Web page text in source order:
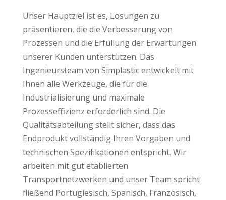
Unser Hauptziel ist es, Lösungen zu
präsentieren, die die Verbesserung von
Prozessen und die Erfüllung der Erwartungen
unserer Kunden unterstützen. Das
Ingenieursteam von Simplastic entwickelt mit
Ihnen alle Werkzeuge, die für die
Industrialisierung und maximale
Prozesseffizienz erforderlich sind. Die
Qualitätsabteilung stellt sicher, dass das
Endprodukt vollständig Ihren Vorgaben und
technischen Spezifikationen entspricht. Wir
arbeiten mit gut etablierten
Transportnetzwerken und unser Team spricht
fließend Portugiesisch, Spanisch, Französisch,